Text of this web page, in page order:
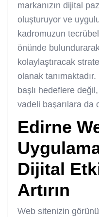
markanızın dijital
oluşturuyor ve
kadromuzun
önünde
kolaylaştıracak
olanak
başlı hedeflere
vadeli başarılara da
Edirne
Dijital
Artırın
Web sitenizin